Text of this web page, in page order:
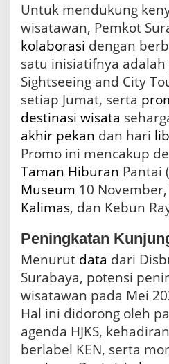
Untuk mendukung
wisatawan, Pemkot
kolaborasi dengan
satu inisiatifnya adalah
Sightseeing and City
setiap Jumat, serta
destinasi wisata
akhir pekan dan hari
Promo ini mencakup
Taman Hiburan Pantai
Museum 10
Kalimas, dan Kebun
Peningkatan
Menurut data dari
Surabaya, potensi
wisatawan pada Mei
Hal ini didorong oleh
agenda HJKS,
berlabel KEN, serta